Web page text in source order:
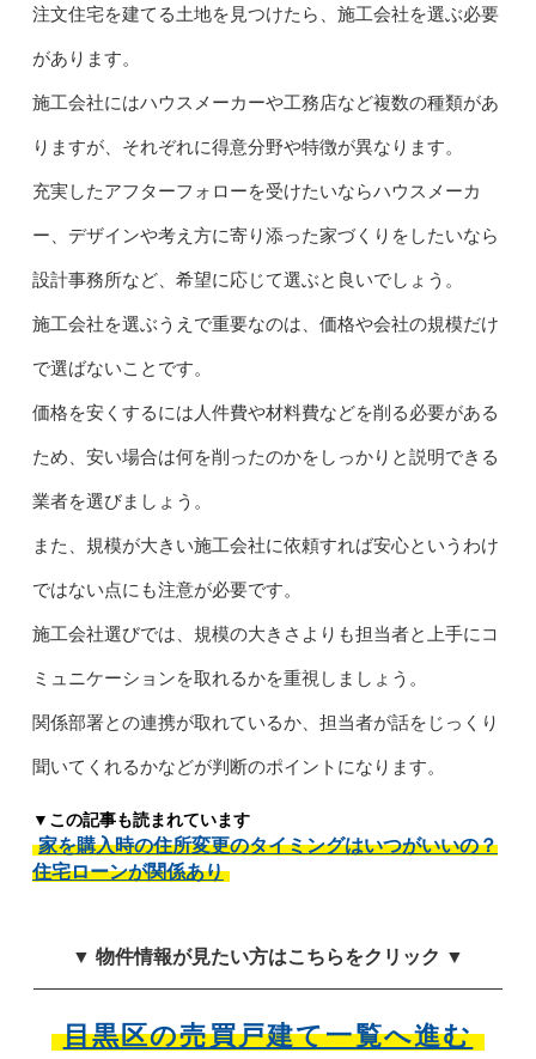
注文住宅を建てる土地を見つけたら、施工会社を選ぶ必要
があります。
施工会社にはハウスメーカーや工務店など複数の種類があ
りますが、それぞれに得意分野や特徴が異なります。
充実したアフターフォローを受けたいならハウスメーカ
ー、デザインや考え方に寄り添った家づくりをしたいなら
設計事務所など、希望に応じて選ぶと良いでしょう。
施工会社を選ぶうえで重要なのは、価格や会社の規模だけ
で選ばないことです。
価格を安くするには人件費や材料費などを削る必要がある
ため、安い場合は何を削ったのかをしっかりと説明できる
業者を選びましょう。
また、規模が大きい施工会社に依頼すれば安心というわけ
ではない点にも注意が必要です。
施工会社選びでは、規模の大きさよりも担当者と上手にコ
ミュニケーションを取れるかを重視しましょう。
関係部署との連携が取れているか、担当者が話をじっくり
聞いてくれるかなどが判断のポイントになります。
▼この記事も読まれています
家を購入時の住所変更のタイミングはいつがいいの？
住宅ローンが関係あり
▼ 物件情報が見たい方はこちらをクリック ▼
目黒区の売買戸建て一覧へ進む